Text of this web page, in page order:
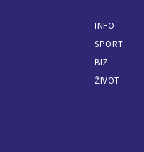
INFO
SPORT
BIZ
ŽIVOT